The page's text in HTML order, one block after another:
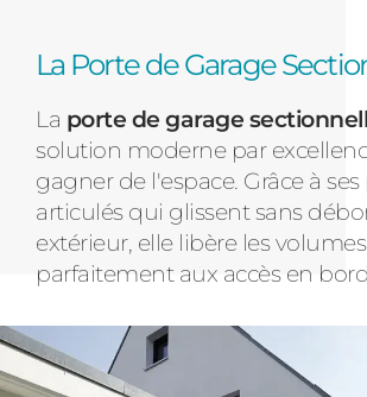
La Porte de Garage
La porte de garage
solution moderne par
gagner de l'espace. Grâce à
articulés qui glissent sans
extérieur, elle libère les
parfaitement aux accès en